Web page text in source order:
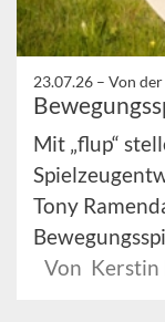
23.07.26 – Von
Mit „flup“
Tony
Von Kerstin